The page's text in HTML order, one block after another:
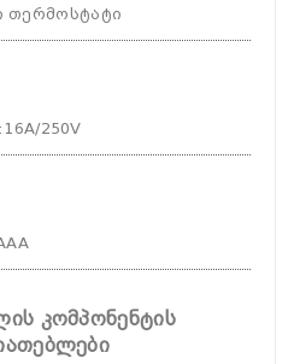
თერმოსტატი
: 16A/250V
კომპონენტის